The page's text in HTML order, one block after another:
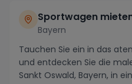
Sportwagen
Bayern
Tauchen Sie ein in das
und entdecken Sie die
Sankt Oswald, Bayern, in